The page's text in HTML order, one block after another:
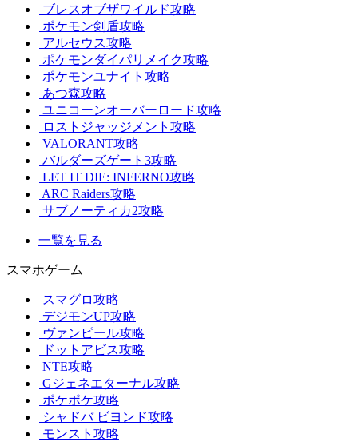
ブレスオブザワイルド攻略
ポケモン剣盾攻略
アルセウス攻略
ポケモンダイパリメイク攻略
ポケモンユナイト攻略
あつ森攻略
ユニコーンオーバーロード攻略
ロストジャッジメント攻略
VALORANT攻略
バルダーズゲート3攻略
LET IT DIE: INFERNO攻略
ARC Raiders攻略
サブノーティカ2攻略
一覧を見る
スマホゲーム
スマグロ攻略
デジモンUP攻略
ヴァンピール攻略
ドットアビス攻略
NTE攻略
Gジェネエターナル攻略
ポケポケ攻略
シャドバ ビヨンド攻略
モンスト攻略